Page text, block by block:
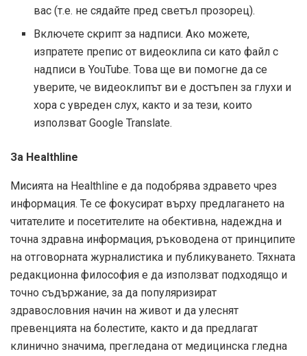
вас (т.е. не сядайте пред светъл прозорец).
Включете скрипт за надписи. Ако можете,
изпратете препис от видеоклипа си като файл с
надписи в YouTube. Това ще ви помогне да се
уверите, че видеоклипът ви е достъпен за глухи и
хора с увреден слух, както и за тези, които
използват Google Translate.
За Healthline
Мисията на Healthline е да подобрява здравето чрез
информация. Те се фокусират върху предлагането на
читателите и посетителите на обективна, надеждна и
точна здравна информация, ръководена от принципите
на отговорната журналистика и публикуването. Тяхната
редакционна философия е да използват подходящо и
точно съдържание, за да популяризират
здравословния начин на живот и да улеснят
превенцията на болестите, както и да предлагат
клинично значима, прегледана от медицинска гледна